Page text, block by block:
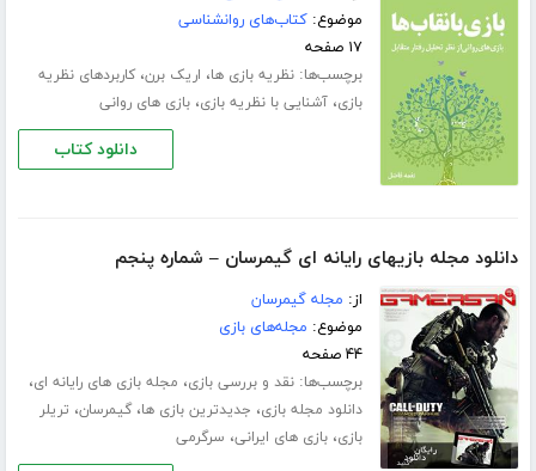
موضوع:کتاب‌های روانشناسی
۱۷ صفحه
برچسب‌ها:نظریه بازی ها، اریک برن،کاربردهای نظریه
بازی،آشنایی با نظریه بازی،بازی های روانی
دانلود کتاب
دانلود مجله بازیهای رایانه ای گیمرسان – شماره پنجم
از: مجله گیمرسان
موضوع: مجله‌های بازی
۴۴ صفحه
برچسب‌ها:نقد و بررسی بازی، مجله بازی های رایانه ای،
دانلود مجله بازی، جدیدترین بازی ها،گیمرسان، تریلر
بازی،بازی های ایرانی، سرگرمی